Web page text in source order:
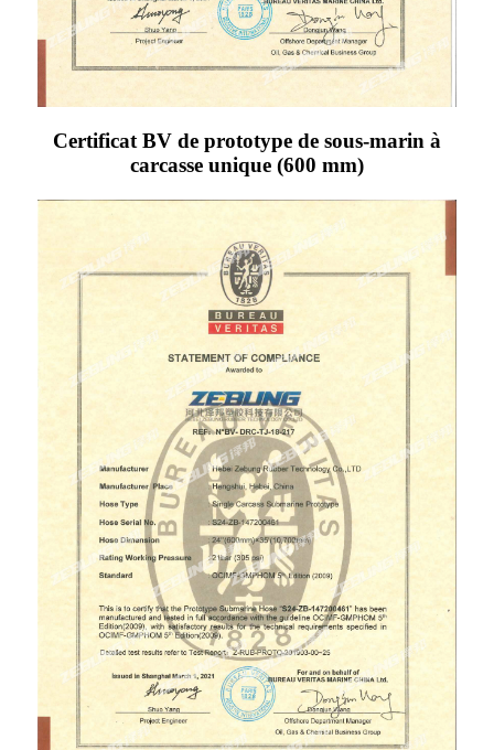
Certificat BV de prototype de sous-marin à
carcasse unique (600 mm)